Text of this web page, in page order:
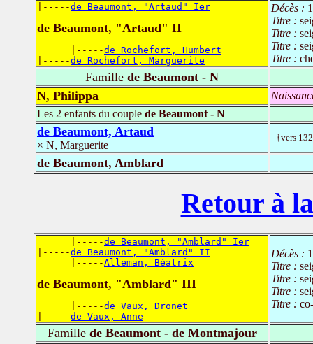
|-----de Beaumont, "Artaud" Ier
de Beaumont, "Artaud" II
      |-----
de Rochefort, Humbert
|-----de Rochefort, Marguerite
Décès :
Titre :
Titre :
Titre :
Titre :
Famille de Beaumont - N
N, Philippa
Les 2 enfants du couple de Beaumont - N
de Beaumont, Artaud
× N, Marguerite
- †vers
de Beaumont, Amblard
Retour à
      |-----
de Beaumont, "Amblard" Ier
|-----de Beaumont, "Amblard" II
      |-----
Alleman, Béatrix
de Beaumont, "Amblard" III
      |-----
de Vaux, Dronet
|-----de Vaux, Anne
Décès :
Titre :
Titre :
Titre :
Titre :
Famillede Beaumont - de Montmajour